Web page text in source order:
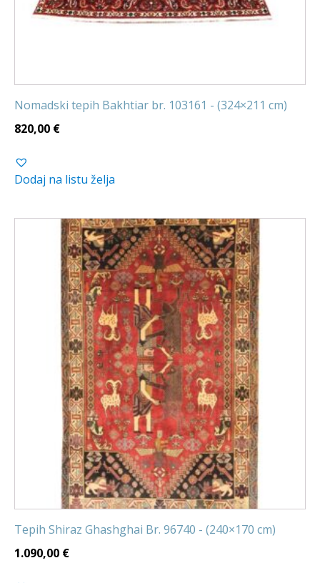
Nomadski tepih Bakhtiar br. 103161 - (324×211 cm)
820,00 €
Dodaj na listu želja
Tepih Shiraz Ghashghai Br. 96740 - (240×170 cm)
1.090,00 €